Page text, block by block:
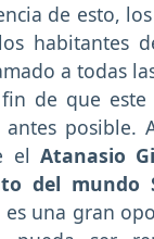
de esto,
habitantes
a todas
de que este
posible.
el Atanasio
del mundo
una gran